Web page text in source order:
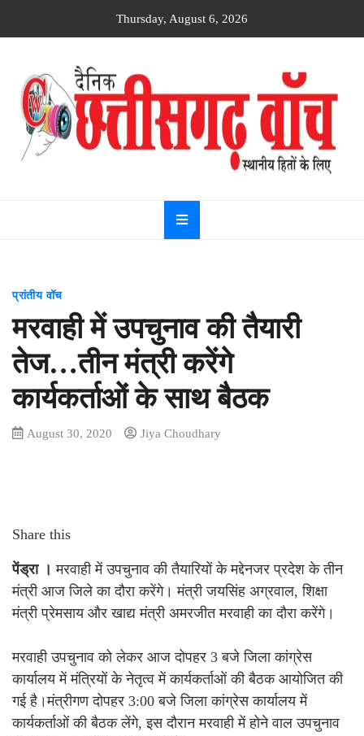
Thursday, August 6, 2026
Dainik
Chhattisgarh
watch
प्रांतीय वॉच
मरवाही में उपचुनाव की तैयारी
तेज…तीन मंत्री करेंगे
कार्यकर्ताओं के साथ बैठक
August 30, 2020 Jiya Choudhary
Share this
पेंड्रा । मरवाही में उपचुनाव की तैयारियों के मद्देनजर प्रदेश के तीन
मंत्री आज जिले का दौरा करेंगे। मंत्री जयसिंह अग्रवाल, शिक्षा
मंत्री प्रेमसाय और खाद्य मंत्री अमरजीत मरवाही का दौरा करेंगे।
मरवाही उपचुनाव को लेकर आज दोपहर 3 बजे जिला कांग्रेस
कार्यालय में मंत्रियों के नेतृत्व में कार्यकर्ताओं की बैठक आयोजित की
गई है।मंत्रीगण दोपहर 3:00 बजे जिला कांग्रेस कार्यालय में
कार्यकर्ताओं की बैठक लेंगे, इस दौरान मरवाही में होने वाल उपचुनाव